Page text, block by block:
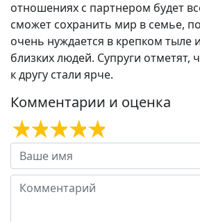
отношениях с партнером будет
сможет сохранить мир в семье,
очень нуждается в крепком тыле
близких людей. Супруги отметят,
к другу стали ярче.
Комментарии и оценка